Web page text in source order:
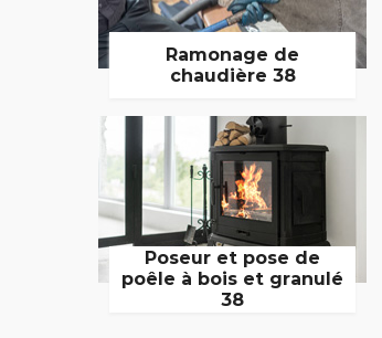
Ramonage de
chaudière 38
Poseur et pose de
poêle à bois et granulé
38